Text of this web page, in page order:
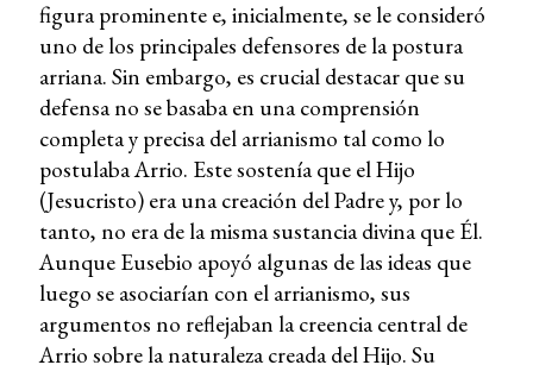
figura prominente e, inicialmente, se le consideró
uno de los principales defensores de la postura
arriana. Sin embargo, es crucial destacar que su
defensa no se basaba en una comprensión
completa y precisa del arrianismo tal como lo
postulaba Arrio. Este sostenía que el Hijo
(Jesucristo) era una creación del Padre y, por lo
tanto, no era de la misma sustancia divina que Él.
Aunque Eusebio apoyó algunas de las ideas que
luego se asociarían con el arrianismo, sus
argumentos no reflejaban la creencia central de
Arrio sobre la naturaleza creada del Hijo. Su